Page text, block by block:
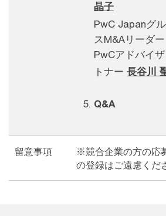
晶子
PwC Japanグ
スM&Aリーダー
PwCアドバイ
トナー 長谷川
Q&A​
留意事項
※競合企業の方の応
の登録はご遠慮くだ